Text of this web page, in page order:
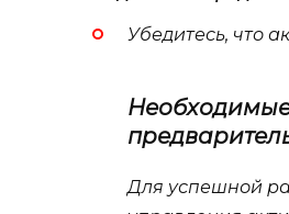
Убедитесь, что
Для успешной